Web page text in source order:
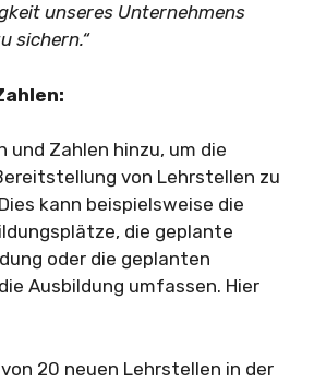
unseres Unternehmens
sichern.“
und Zahlen hinzu, um die
von Lehrstellen zu
kann beispielsweise die
die geplante
oder die geplanten
Ausbildung umfassen. Hier
20 neuen Lehrstellen in der